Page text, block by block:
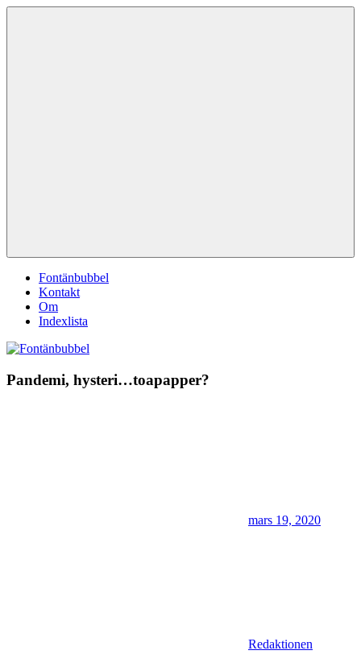
Hoppa
Fontänbubbel
Kontakt
Om
Indexlista
Pandemi, hysteri…toapapper?
mars 19, 2020
Redaktionen